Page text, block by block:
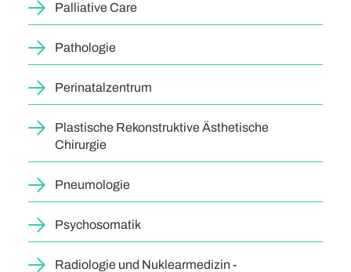
Palliative Care
Pathologie
Perinatalzentrum
Plastische Rekonstruktive Ästhetische
Chirurgie
Pneumologie
Psychosomatik
Radiologie und Nuklearmedizin -